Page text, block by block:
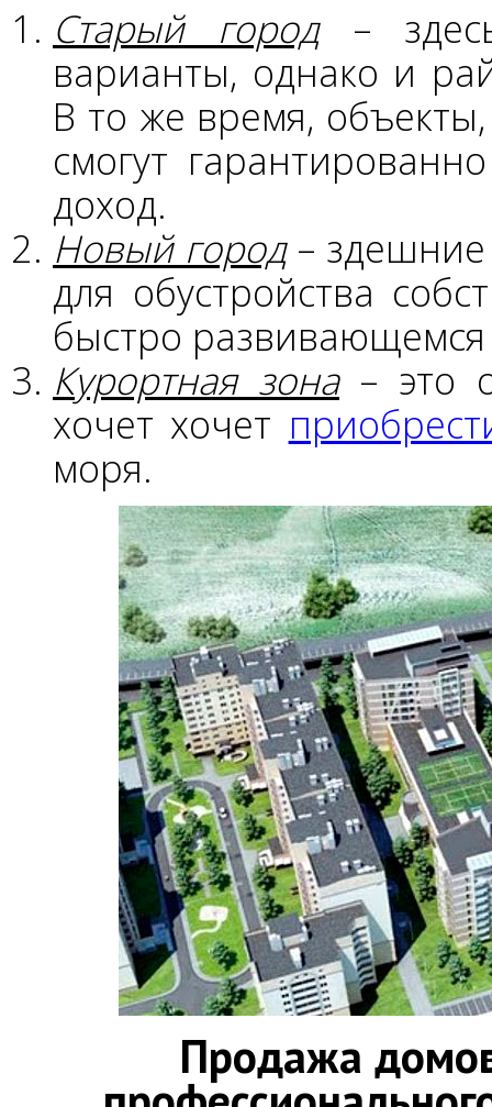
Старый город–
варианты, однако и
В то же время,
смогут
доход.
Новый город– здешние
для обустройства
быстро
Курортная зона– это
хочет хочет
моря.
Продажа